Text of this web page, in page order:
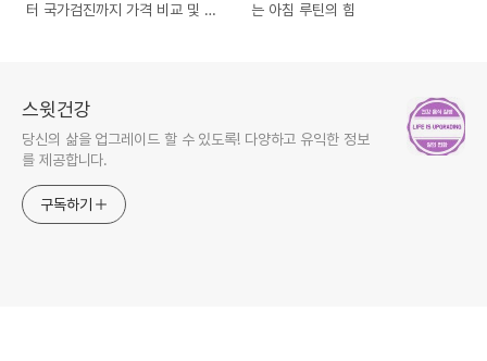
터 국가검진까지 가격 비교 및 추
는 아침 루틴의 힘
스윗건강
당신의 삶을 업그레이드 할 수 있도록! 다양하고 유익한 정보
를 제공합니다.
구독하기